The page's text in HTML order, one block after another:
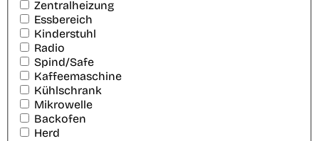
Zentralheizung
Essbereich
Kinderstuhl
Radio
Spind/Safe
Kaffeemaschine
Kühlschrank
Mikrowelle
Backofen
Herd